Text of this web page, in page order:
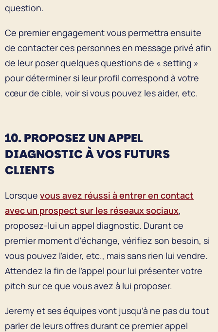
question.
Ce premier engagement vous permettra ensuite
de contacter ces personnes en message privé afin
de leur poser quelques questions de « setting »
pour déterminer si leur profil correspond à votre
cœur de cible, voir si vous pouvez les aider, etc.
10. PROPOSEZ UN APPEL
DIAGNOSTIC À VOS FUTURS
CLIENTS
Lorsque vous avez réussi à entrer en contact
avec un prospect sur les réseaux sociaux,
proposez-lui un appel diagnostic. Durant ce
premier moment d’échange, vérifiez son besoin, si
vous pouvez l’aider, etc., mais sans rien lui vendre.
Attendez la fin de l’appel pour lui présenter votre
pitch sur ce que vous avez à lui proposer.
Jeremy et ses équipes vont jusqu’à ne pas du tout
parler de leurs offres durant ce premier appel